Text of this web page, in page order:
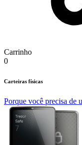
Carrinho
0
Carteiras físicas
Porque você precisa de